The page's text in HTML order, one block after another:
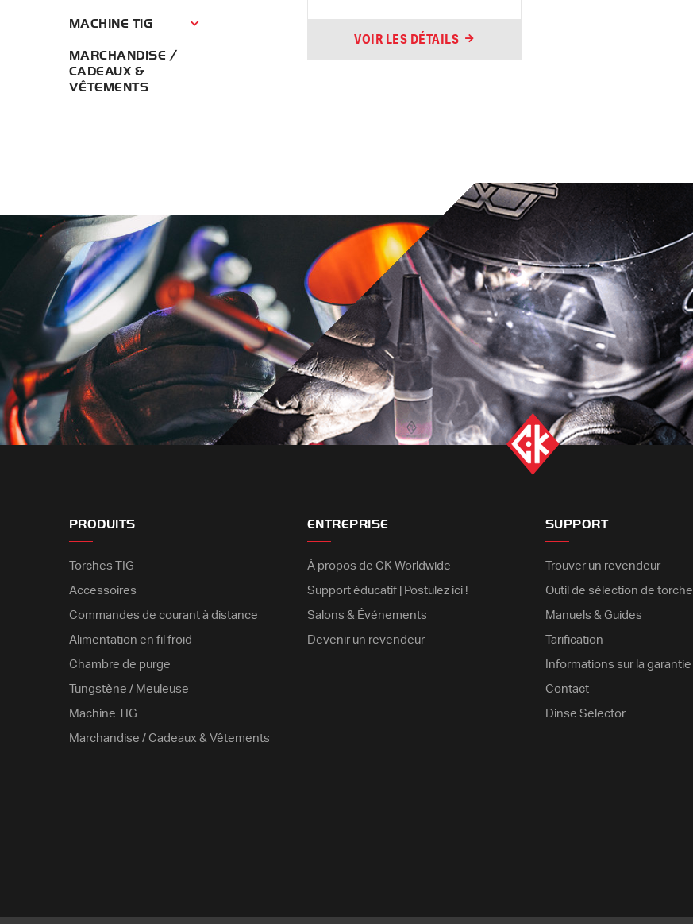
MACHINE TIG Machine TIG Menu
MARCHANDISE /
CADEAUX &
VÊTEMENTS
VOIR LES DÉTAILS
PRODUITS
Torches TIG
Accessoires
Commandes de courant à distance
Alimentation en fil froid
Chambre de purge
Tungstène / Meuleuse
Machine TIG
Marchandise / Cadeaux & Vêtements
ENTREPRISE
À propos de CK Worldwide
Support éducatif | Postulez ici !
Salons & Événements
Devenir un revendeur
SUPPORT
Trouver un revendeur
Outil de sélection de torche
Manuels & Guides
Tarification
Informations sur la garantie
Contact
Dinse Selector